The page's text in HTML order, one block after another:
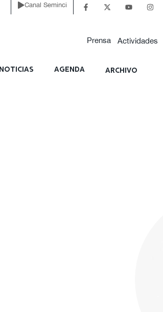
Canal Seminci
Prensa Actividades
NOTICIAS AGENDA ARCHIVO